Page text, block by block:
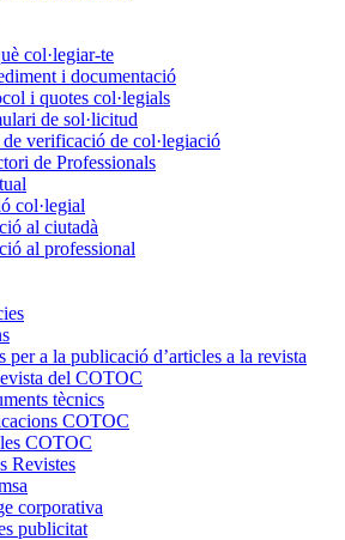
col·legiar-te
i documentació
i quotes col·legials
de sol·licitud
verificació de col·legiació
de Professionals
col·legial
al ciutadà
al professional
per a la publicació d’articles a la revista
del COTOC
tècnics
COTOC
COTOC
Revistes
corporativa
publicitat